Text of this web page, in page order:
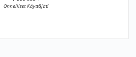
Onnelliset Käyttäjät!